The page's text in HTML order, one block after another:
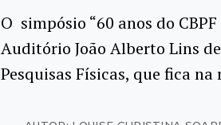
O simpósio “60 anos do
Auditório João Alberto Lins
Pesquisas Físicas, que fica